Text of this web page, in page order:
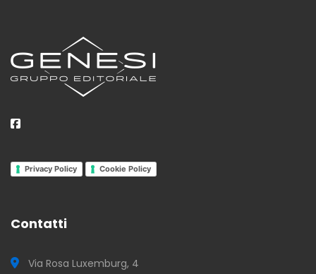
Privacy Policy Cookie Policy
Contatti
Via Rosa Luxemburg, 4